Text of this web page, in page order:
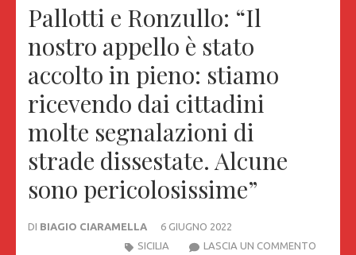
Pallotti e Ronzullo: “Il
nostro appello è stato
accolto in pieno: stiamo
ricevendo dai cittadini
molte segnalazioni di
strade dissestate. Alcune
sono pericolosissime”
DI BIAGIO CIARAMELLA
6 GIUGNO 2022
LASCIA UN COMMENTO
SICILIA